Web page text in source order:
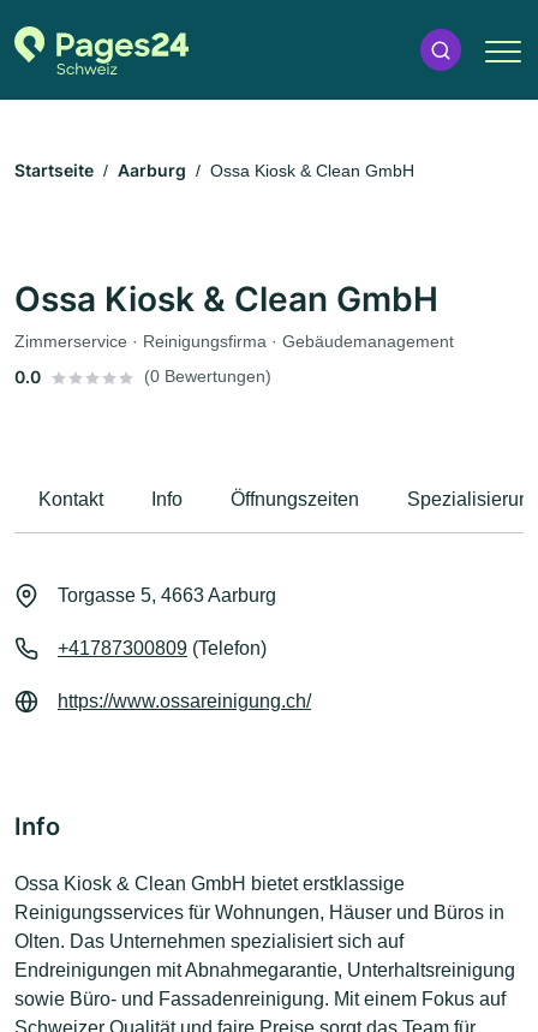
Startseite Aarburg Ossa Kiosk & Clean GmbH
Ossa Kiosk & Clean GmbH
Zimmerservice · Reinigungsfirma · Gebäudemanagement
0.0 (0 Bewertungen)
Kontakt Info Öffnungszeiten
Torgasse 5, 4663 Aarburg
+41787300809 (Telefon)
https://www.ossareinigung.ch/
Info
Ossa Kiosk & Clean GmbH bietet erstklassige
Reinigungsservices für Wohnungen, Häuser und Büros in
Olten. Das Unternehmen spezialisiert sich auf
Endreinigungen mit Abnahmegarantie, Unterhaltsreinigung
sowie Büro- und Fassadenreinigung. Mit einem Fokus auf